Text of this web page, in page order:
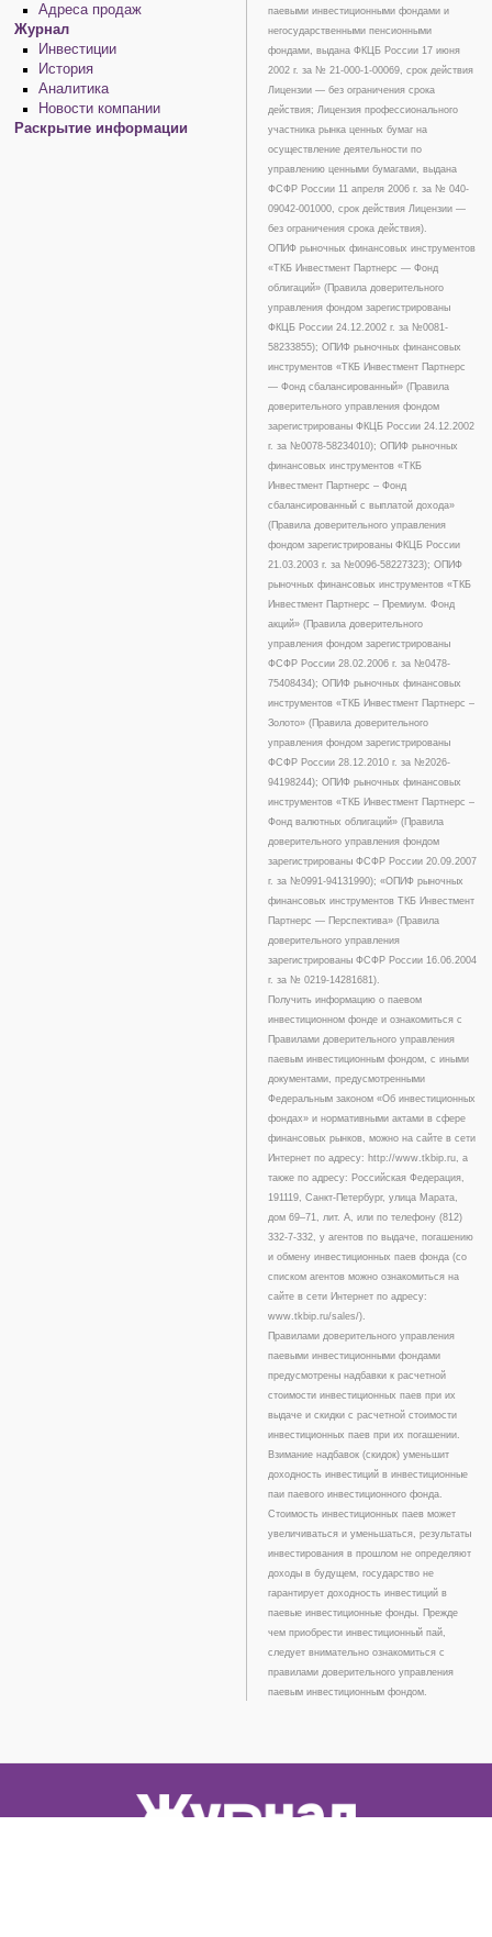
Адреса продаж
Журнал
Инвестиции
История
Аналитика
Новости компании
Раскрытие информации
паевыми инвестиционными фондами и
негосударственными пенсионными
фондами, выдана ФКЦБ России 17 июня
2002 г. за № 21-000-1-00069, срок действия
Лицензии — без ограничения срока
действия; Лицензия профессионального
участника рынка ценных бумаг на
осуществление деятельности по
управлению ценными бумагами, выдана
ФСФР России 11 апреля 2006 г. за № 040-
09042-001000, срок действия Лицензии —
без ограничения срока действия).
ОПИФ рыночных финансовых инструментов
«ТКБ Инвестмент Партнерс — Фонд
облигаций» (Правила доверительного
управления фондом зарегистрированы
ФКЦБ России 24.12.2002 г. за №0081-
58233855); ОПИФ рыночных финансовых
инструментов «ТКБ Инвестмент Партнерс
— Фонд сбалансированный» (Правила
доверительного управления фондом
зарегистрированы ФКЦБ России 24.12.2002
г. за №0078-58234010); ОПИФ рыночных
финансовых инструментов «ТКБ
Инвестмент Партнерс – Фонд
сбалансированный с выплатой дохода»
(Правила доверительного управления
фондом зарегистрированы ФКЦБ России
21.03.2003 г. за №0096-58227323); ОПИФ
рыночных финансовых инструментов «ТКБ
Инвестмент Партнерс – Премиум. Фонд
акций» (Правила доверительного
управления фондом зарегистрированы
ФСФР России 28.02.2006 г. за №0478-
75408434); ОПИФ рыночных финансовых
инструментов «ТКБ Инвестмент Партнерс –
Золото» (Правила доверительного
управления фондом зарегистрированы
ФСФР России 28.12.2010 г. за №2026-
94198244); ОПИФ рыночных финансовых
инструментов «ТКБ Инвестмент Партнерс –
Фонд валютных облигаций» (Правила
доверительного управления фондом
зарегистрированы ФСФР России 20.09.2007
г. за №0991-94131990); «ОПИФ рыночных
финансовых инструментов ТКБ Инвестмент
Партнерс — Перспектива» (Правила
доверительного управления
зарегистрированы ФСФР России 16.06.2004
г. за № 0219-14281681).
Получить информацию о паевом
инвестиционном фонде и ознакомиться с
Правилами доверительного управления
паевым инвестиционным фондом, с иными
документами, предусмотренными
Федеральным законом «Об инвестиционных
фондах» и нормативными актами в сфере
финансовых рынков, можно на сайте в сети
Интернет по адресу: http://www.tkbip.ru, а
также по адресу: Российская Федерация,
191119, Санкт-Петербург, улица Марата,
дом 69–71, лит. А, или по телефону (812)
332-7-332, у агентов по выдаче, погашению
и обмену инвестиционных паев фонда (со
списком агентов можно ознакомиться на
сайте в сети Интернет по адресу:
www.tkbip.ru/sales/).
Правилами доверительного управления
паевыми инвестиционными фондами
предусмотрены надбавки к расчетной
стоимости инвестиционных паев при их
выдаче и скидки с расчетной стоимости
инвестиционных паев при их погашении.
Взимание надбавок (скидок) уменьшит
доходность инвестиций в инвестиционные
паи паевого инвестиционного фонда.
Стоимость инвестиционных паев может
увеличиваться и уменьшаться, результаты
инвестирования в прошлом не определяют
доходы в будущем, государство не
гарантирует доходность инвестиций в
паевые инвестиционные фонды. Прежде
чем приобрести инвестиционный пай,
следует внимательно ознакомиться с
правилами доверительного управления
паевым инвестиционным фондом.